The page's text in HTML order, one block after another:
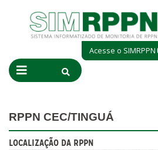
Acesse o SIMRPPN
RPPN CEC/TINGUÁ
LOCALIZAÇÃO DA RPPN